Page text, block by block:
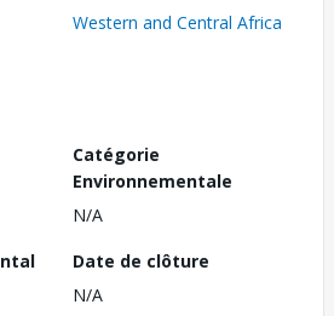
Western and Central Africa
Catégorie
Environnementale
N/A
Date de clôture
N/A